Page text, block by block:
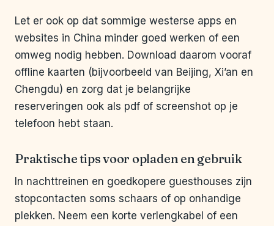
Let er ook op dat sommige westerse apps en
websites in China minder goed werken of een
omweg nodig hebben. Download daarom vooraf
offline kaarten (bijvoorbeeld van Beijing, Xi’an en
Chengdu) en zorg dat je belangrijke
reserveringen ook als pdf of screenshot op je
telefoon hebt staan.
Praktische tips voor opladen en gebruik
In nachttreinen en goedkopere guesthouses zijn
stopcontacten soms schaars of op onhandige
plekken. Neem een korte verlengkabel of een